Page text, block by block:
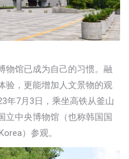
物馆已成为自己的习惯。融
验，更能增加人文景物的观
年7月3日，乘坐高铁从釜山
立中央博物馆（也称韩国国
）参观。